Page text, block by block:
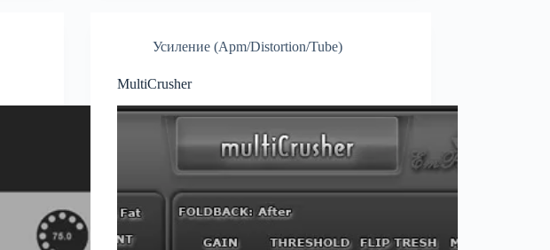
Усиление (Apm/Distortion/Tube)
MultiCrusher